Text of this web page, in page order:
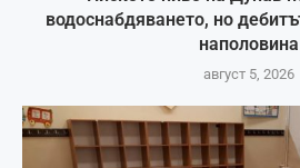
водоснабдяването, но
наполовина
август 5, 2026